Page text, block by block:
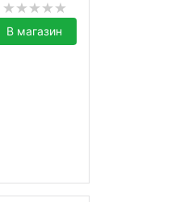
В магазин